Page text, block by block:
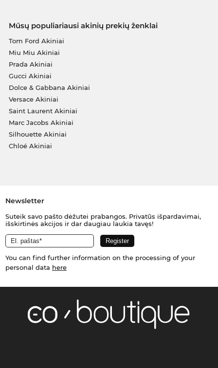
Mūsų populiariausi akinių prekių ženklai
Tom Ford Akiniai
Miu Miu Akiniai
Prada Akiniai
Gucci Akiniai
Dolce & Gabbana Akiniai
Versace Akiniai
Saint Laurent Akiniai
Marc Jacobs Akiniai
Silhouette Akiniai
Chloé Akiniai
Newsletter
Suteik savo pašto dėžutei prabangos. Privatūs išpardavimai,
išskirtinės akcijos ir dar daugiau laukia tavęs!
You can find further information on the processing of your
personal data here